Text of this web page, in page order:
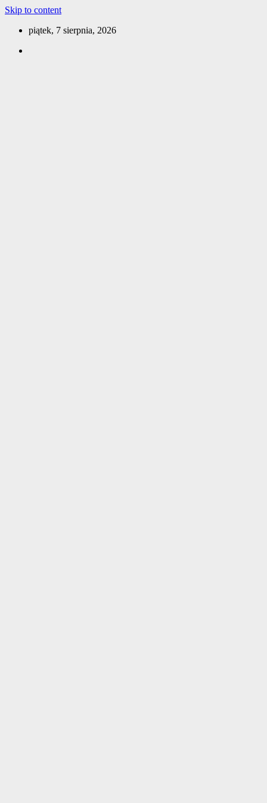
Skip to content
piątek, 7 sierpnia, 2026